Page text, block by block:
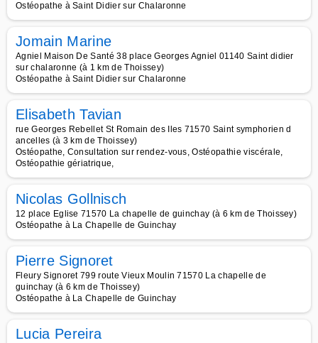
Ostéopathe à Saint Didier sur Chalaronne
Jomain Marine
Agniel Maison De Santé 38 place Georges Agniel 01140 Saint didier
sur chalaronne (à 1 km de Thoissey)
Ostéopathe à Saint Didier sur Chalaronne
Elisabeth Tavian
rue Georges Rebellet St Romain des Iles 71570 Saint symphorien d
ancelles (à 3 km de Thoissey)
Ostéopathe, Consultation sur rendez-vous, Ostéopathie viscérale,
Ostéopathie gériatrique,
Nicolas Gollnisch
12 place Eglise 71570 La chapelle de guinchay (à 6 km de Thoissey)
Ostéopathe à La Chapelle de Guinchay
Pierre Signoret
Fleury Signoret 799 route Vieux Moulin 71570 La chapelle de
guinchay (à 6 km de Thoissey)
Ostéopathe à La Chapelle de Guinchay
Lucia Pereira